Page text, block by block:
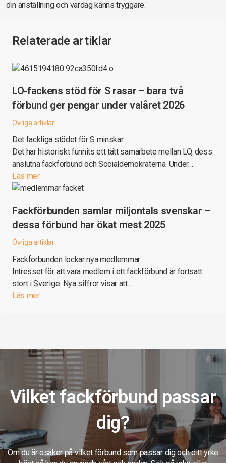
din anställning och vardag känns tryggare.
Relaterade artiklar
LO-fackens stöd för S rasar – bara två
förbund ger pengar under valåret 2026
Övriga artiklar
Det fackliga stödet för S minskar
Det har historiskt funnits ett tätt samarbete mellan LO, dess
anslutna fackförbund och Socialdemokraterna. Under…
Läs mer
Fackförbunden samlar miljontals svenskar –
dessa förbund har ökat mest 2025
Övriga artiklar
Fackförbunden lockar nya medlemmar
Intresset för att vara medlem i ett fackförbund är fortsatt
stort i Sverige. Nya siffror visar att…
Läs mer
Vilket fackförbund passar
dig?
Om du är osäker på vilket förbund som passar dig och ditt yrke